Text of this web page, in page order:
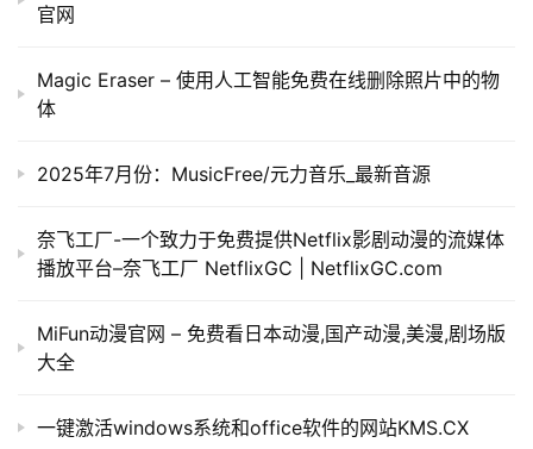
官网
Magic Eraser – 使用人工智能免费在线删除照片中的物
体
2025年7月份：MusicFree/元力音乐_最新音源
奈飞工厂-一个致力于免费提供Netflix影剧动漫的流媒体
播放平台–奈飞工厂 NetflixGC | NetflixGC.com
MiFun动漫官网 – 免费看日本动漫,国产动漫,美漫,剧场版
大全
一键激活windows系统和office软件的网站KMS.CX